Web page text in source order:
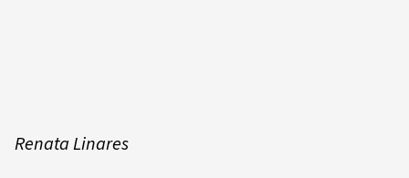
Renata Linares